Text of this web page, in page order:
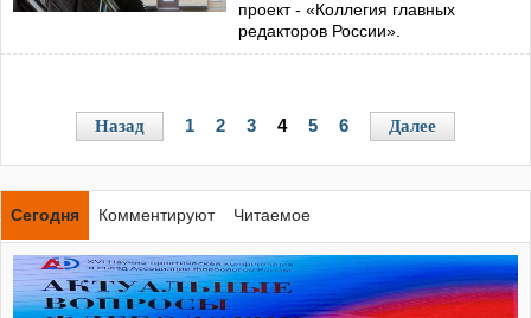
проект - «Коллегия главных
редакторов России».
Назад 1 2 3 4 5 6 Далее
Сегодня Комментируют Читаемое